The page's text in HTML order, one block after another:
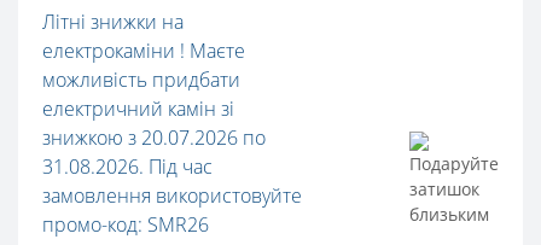
Літні знижки на
електрокаміни ! Маєте
можливість придбати
електричний камін зі
знижкою з 20.07.2026 по
31.08.2026. Під час
замовлення використовуйте
промо-код: SMR26